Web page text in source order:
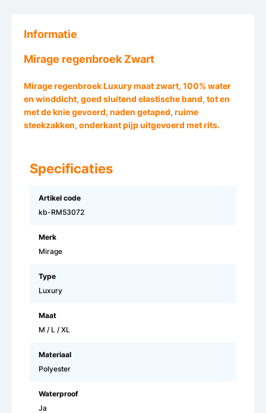
Informatie
Mirage regenbroek Zwart
Mirage regenbroek Luxury maat zwart, 100% water
en winddicht, goed sluitend elastische band, tot en
met de knie gevoerd, naden getaped, ruime
steekzakken, onderkant pijp uitgevoerd met rits.
Specificaties
Artikel code
kb-RM53072
Merk
Mirage
Type
Luxury
Maat
M / L / XL
Materiaal
Polyester
Waterproof
Ja